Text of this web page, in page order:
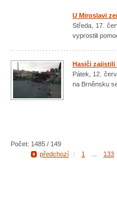
U Miroslavi
Středa, 17.
vyprostili
Hasiči zajistili
Pátek, 12.
na Brněnsku
Počet: 1485 / 149
předchozí
1 133